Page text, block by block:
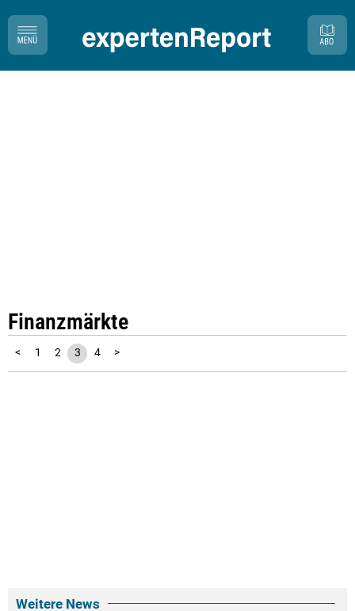
Finanzmärkte
< 1 2 3 4 >
Weitere News